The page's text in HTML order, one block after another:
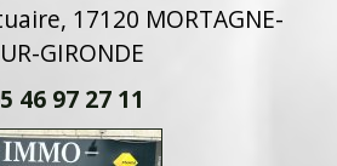
17120 MORTAGNE-
GIRONDE
46 97 27 11